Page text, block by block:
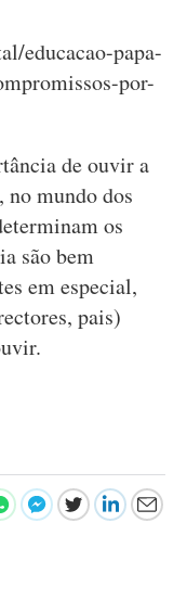
educacao-papa-
por-
de ouvir a
no mundo dos
os
são bem
em especial,
pais)